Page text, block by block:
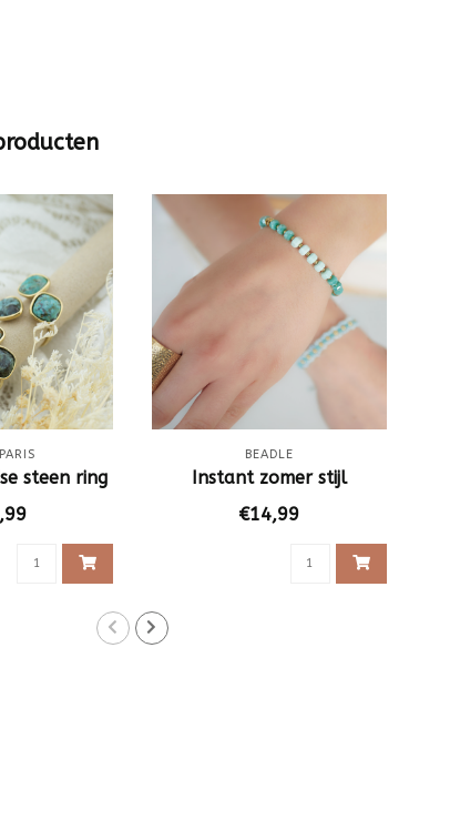
steen ring
BEADLE
Instant zomer stijl
€14,99